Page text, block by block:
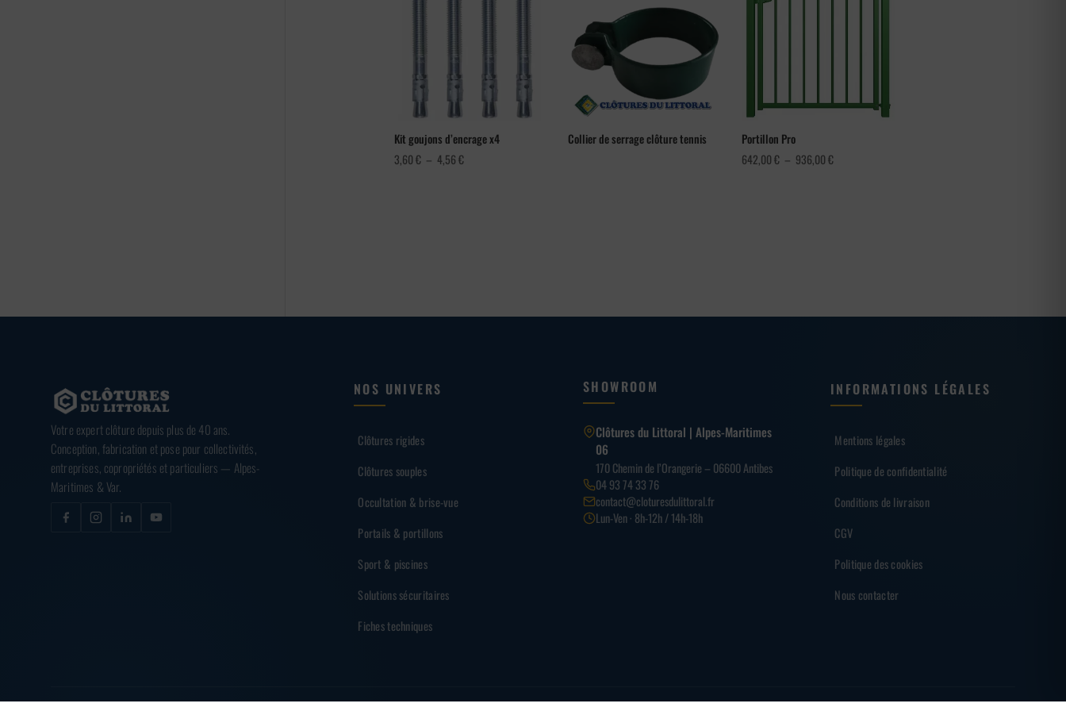
Kit goujons d’encrage x4
3,60€ – 4,56€Plage
Collier de serrage clôture tennis
Portillon Pro
642,00€ – 936,00€Plage
Votre expert clôture depuis plus de 40 ans.
Conception, fabrication et pose pour collectivités,
entreprises, copropriétés et particuliers — Alpes-
Maritimes & Var.
NOS UNIVERS
Clôtures rigides
Clôtures souples
Occultation & brise-vue
Portails & portillons
Sport & piscines
Solutions sécuritaires
Fiches techniques
SHOWROOM
Clôtures du Littoral | Alpes-Maritimes
06
170 Chemin de l’Orangerie – 06600 Antibes
04 93 74 33 76
contact@cloturesdulittoral.fr
Lun-Ven · 8h-12h / 14h-18h
INFORMATIONS LÉGALES
Mentions légales
Politique de confidentialité
Conditions de livraison
CGV
Politique des cookies
Nous contacter